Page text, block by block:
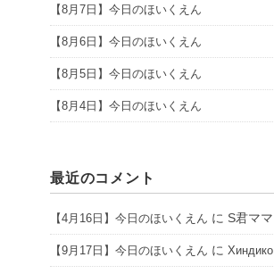
【8月7日】今日のほいくえん
【8月6日】今日のほいくえん
【8月5日】今日のほいくえん
【8月4日】今日のほいくえん
最近のコメント
【4月16日】今日のほいくえん に S君ママ
【9月17日】今日のほいくえん に Хиндико